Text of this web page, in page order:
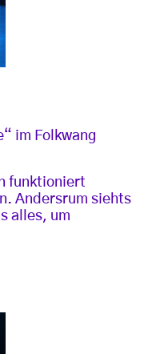
im Folkwang
funktioniert
Andersrum siehts
alles, um